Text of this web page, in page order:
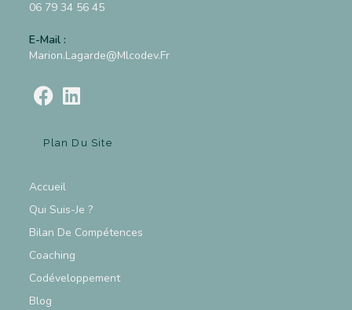
06 79 34 56 45
E-Mail :
Marion.lagarde@mlcodev.fr
Plan Du Site
Accueil
Qui Suis-Je ?
Bilan De Compétences
Coaching
Codéveloppement
Blog